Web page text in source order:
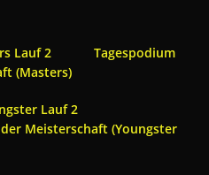
Lauf 2
Tagespodium
(Masters)
Lauf 2
Meisterschaft (Youngster